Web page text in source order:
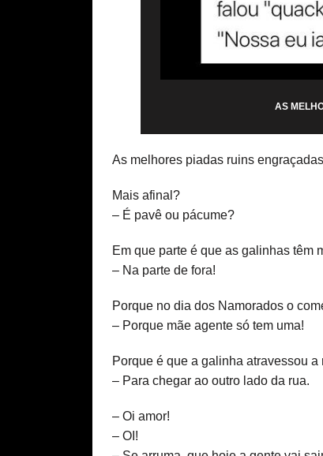
AS
As melhores piadas ruins
Mais afinal?
– É pavê ou pácume?
Em que parte é que as galinhas têm
– Na parte de fora!
Porque no dia dos Namorados o
– Porque mãe agente só tem uma!
Porque é que a galinha atravessou a
– Para chegar ao outro lado da rua.
– Oi amor!
– OI!